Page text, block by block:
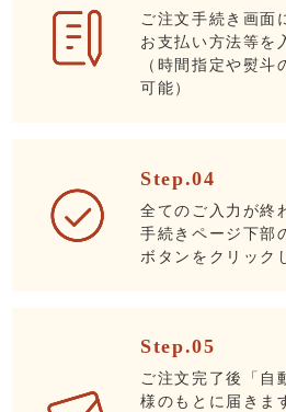
ご注文手続き画面
お支払い方法等を
（時間指定や熨
可能）
Step.04
全てのご入力が終
手続きページ下部
ボタンをクリック
Step.05
ご注文完了後「自
様のもとに届きま